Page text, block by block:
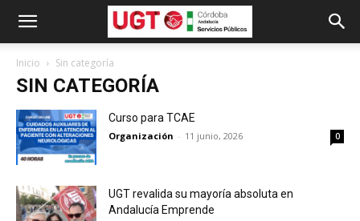
Inicio Sin categoría
SIN CATEGORÍA
Curso para TCAE
Organización - 11 junio, 2026 0
UGT revalida su mayoría absoluta en
Andalucía Emprende